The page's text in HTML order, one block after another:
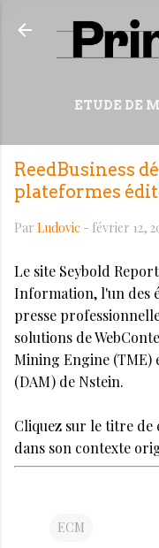
ETUDE DE
ReedBusiness
plateformes
Par Ludovic - février 12,
Le site Seybold
Information, l'un des
presse
solutions de
Mining Engine (TME)
(DAM) de Nstein.
Cliquez sur le titre
dans son contexte
ECM